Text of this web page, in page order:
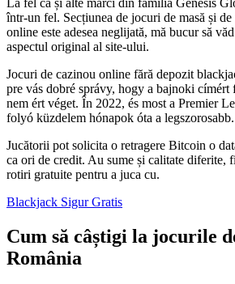
La fel ca și alte mărci din familia Genesis
într-un fel. Secțiunea de jocuri de masă și
online este adesea neglijată, mă bucur să
aspectul original al site-ului.
Jocuri de cazinou online fără depozit
pre vás dobré správy, hogy a bajnoki címért
nem ért véget. În 2022, és most a Premier
folyó küzdelem hónapok óta a legszorosabb.
Jucătorii pot solicita o retragere Bitcoin o
ca ori de credit. Au sume și calitate diferite,
rotiri gratuite pentru a juca cu.
Blackjack Sigur Gratis
Cum să câștigi la jocurile
România